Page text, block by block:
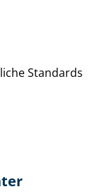
Standards